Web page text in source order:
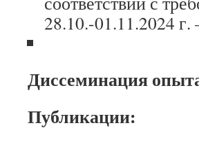
28.10.-01.11.2024
Диссеминация
Публикации: